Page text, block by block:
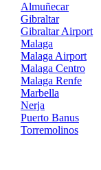
Almuñecar
Gibraltar
Gibraltar Airport
Malaga
Malaga Airport
Malaga Centro
Malaga Renfe
Marbella
Nerja
Puerto Banus
Torremolinos